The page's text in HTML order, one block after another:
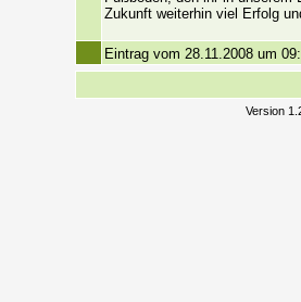
Zukunft weiterhin viel Erfolg
Eintrag vom 28.11.2008 um
Version